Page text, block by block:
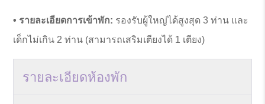
• รายละเอียดการเข้าพัก: รองรับผู้ใหญ่ได้สูงสุด 3 ท่าน และ
เด็กไม่เกิน 2 ท่าน (สามารถเสริมเตียงได้ 1 เตียง)
รายละเอียดห้องพัก